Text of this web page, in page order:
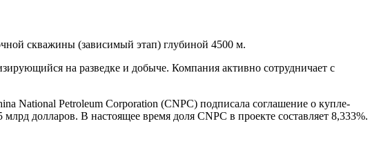
скважины (зависимый этап) глубиной 4500 м.
на разведке и добыче. Компания активно сотрудничает с
National Petroleum Corporation (CNPC) подписала соглашение о купле-
долларов. В настоящее время доля CNPC в проекте составляет 8,333%.